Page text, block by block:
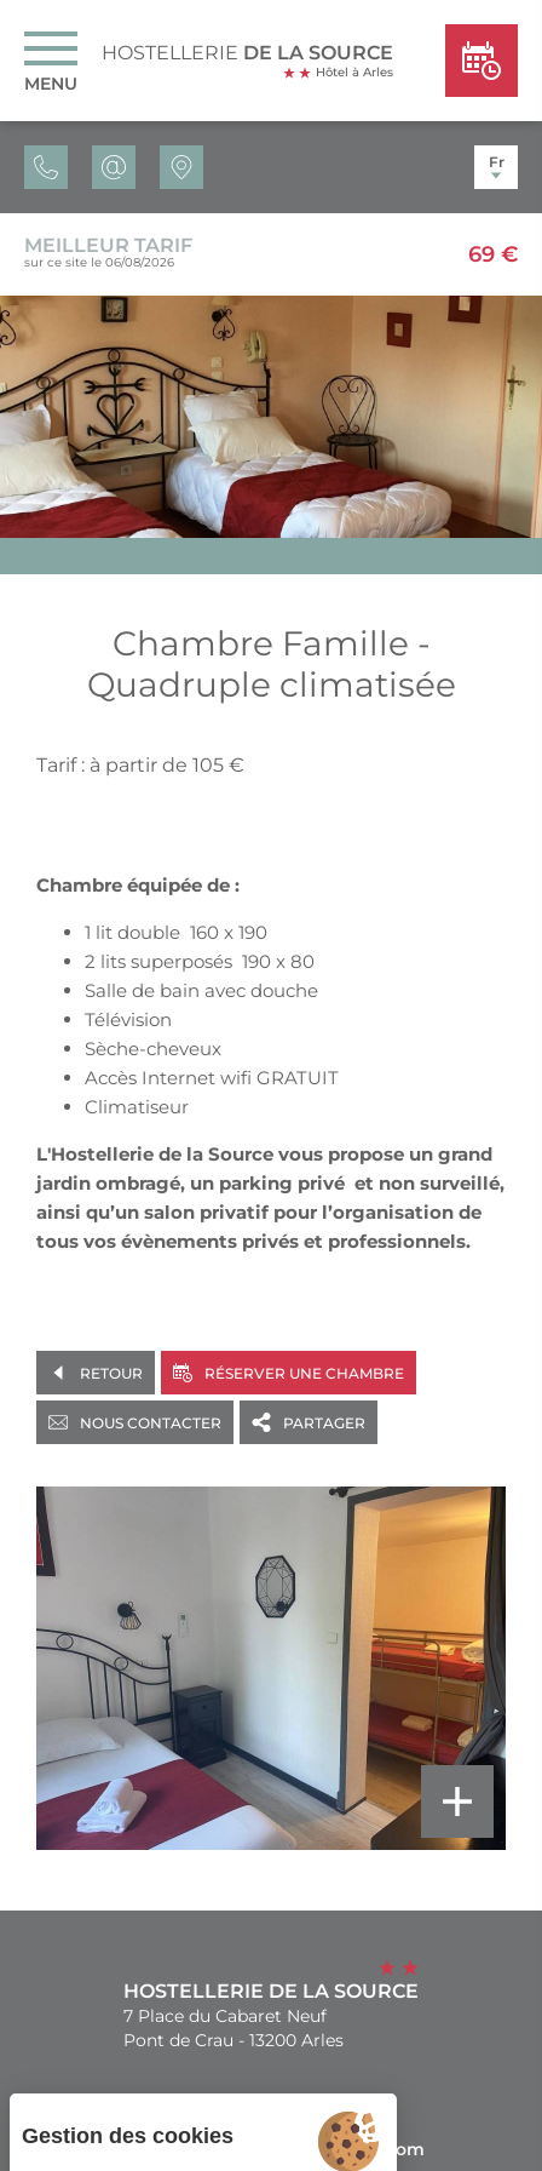
MENU
HOSTELLERIE DE LA SOURCE
Hôtel à Arles
Fr
MEILLEUR TARIF
sur ce site le 06/08/2026 69 €
Chambre Famille -
Quadruple climatisée
Tarif : à partir de 105 €
Chambre équipée de :
1 lit double 160 x 190
2 lits superposés 190 x 80
Salle de bain avec douche
Télévision
Sèche-cheveux
Accès Internet wifi GRATUIT
Climatiseur
L'Hostellerie de la Source vous propose un grand
jardin ombragé, un parking privé et non surveillé,
ainsi qu’un salon privatif pour l’organisation de
tous vos évènements privés et professionnels.
RETOUR RÉSERVER UNE CHAMBRE
NOUS CONTACTER PARTAGER
HOSTELLERIE DE LA SOURCE
7 Place du Cabaret Neuf
Pont de Crau - 13200 Arles
receptionlasource@gmail.com
Gestion des cookies